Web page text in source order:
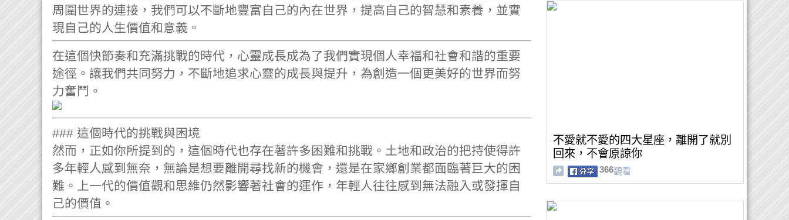
周圍世界的連接，我們可以不斷地豐富自己的內在世界，提高自己的智慧和素養，並實
現自己的人生價值和意義。
在這個快節奏和充滿挑戰的時代，心靈成長成為了我們實現個人幸福和社會和諧的重要
途徑。讓我們共同努力，不斷地追求心靈的成長與提升，為創造一個更美好的世界而努
力奮鬥。
### 這個時代的挑戰與困境
然而，正如你所提到的，這個時代也存在著許多困難和挑戰。土地和政治的把持使得許
多年輕人感到無奈，無論是想要離開尋找新的機會，還是在家鄉創業都面臨著巨大的困
難。上一代的價值觀和思維仍然影響著社會的運作，年輕人往往感到無法融入或發揮自
己的價值。
不愛就不愛的四大星座，離開了就別
回來，不會原諒你
366觀看